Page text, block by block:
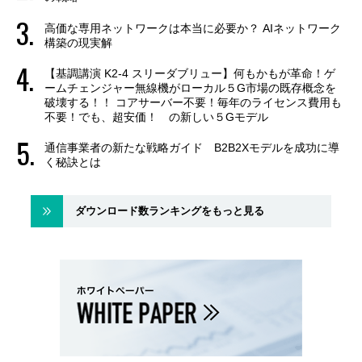
高価な専用ネットワークは本当に必要か？ AIネットワーク
構築の現実解
【基調講演 K2-4 スリーダブリュー】何もかもが革命！ゲ
ームチェンジャー無線機がローカル５G市場の既存概念を
破壊する！！ コアサーバー不要！毎年のライセンス費用も
不要！でも、超安価！ の新しい５Gモデル
通信事業者の新たな戦略ガイド B2B2Xモデルを成功に導
く秘訣とは
ダウンロード数ランキングをもっと見る